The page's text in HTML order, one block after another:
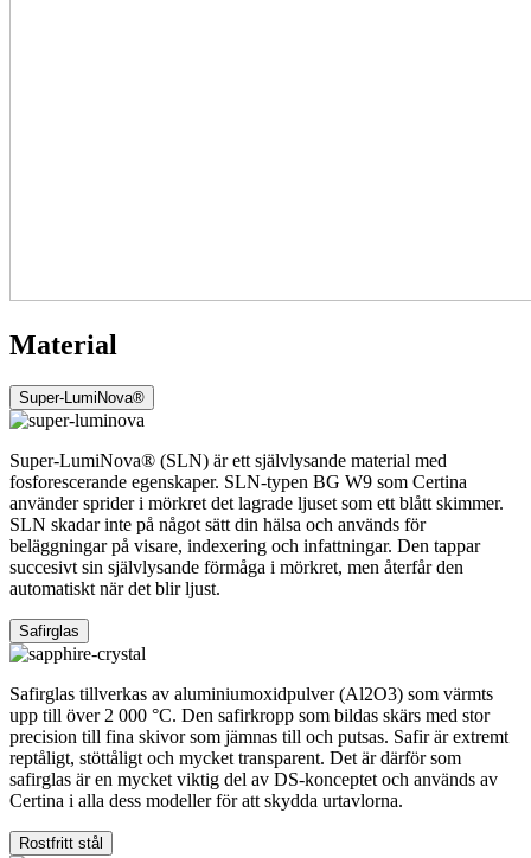
Material
Super-LumiNova®
Super-LumiNova® (SLN) är ett självlysande material med
fosforescerande egenskaper. SLN-typen BG W9 som Certina
använder sprider i mörkret det lagrade ljuset som ett blått skimmer.
SLN skadar inte på något sätt din hälsa och används för
beläggningar på visare, indexering och infattningar. Den tappar
succesivt sin självlysande förmåga i mörkret, men återfår den
automatiskt när det blir ljust.
Safirglas
Safirglas tillverkas av aluminiumoxidpulver (Al2O3) som värmts
upp till över 2 000 °C. Den safirkropp som bildas skärs med stor
precision till fina skivor som jämnas till och putsas. Safir är extremt
reptåligt, stöttåligt och mycket transparent. Det är därför som
safirglas är en mycket viktig del av DS-konceptet och används av
Certina i alla dess modeller för att skydda urtavlorna.
Rostfritt stål